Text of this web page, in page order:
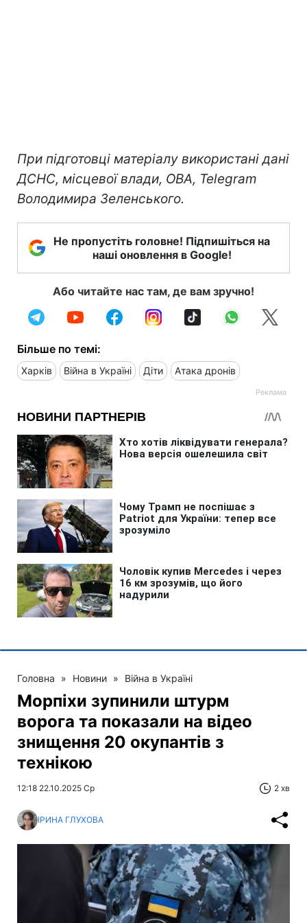
При підготовці матеріалу використані дані
ДСНС, місцевої влади, ОВА, Telegram
Володимира Зеленського.
Не пропустіть головне! Підпишіться на
наші оновлення в Google!
Або читайте нас там, де вам зручно!
Більше по темі:
Харків Війна в Україні Діти Атака дронів
Головна » Новини » Війна в Україні
Морпіхи зупинили штурм
ворога та показали на відео
знищення 20 окупантів з
технікою
12:18 22.10.2025 Ср 2 хв
ІРИНА ГЛУХОВА